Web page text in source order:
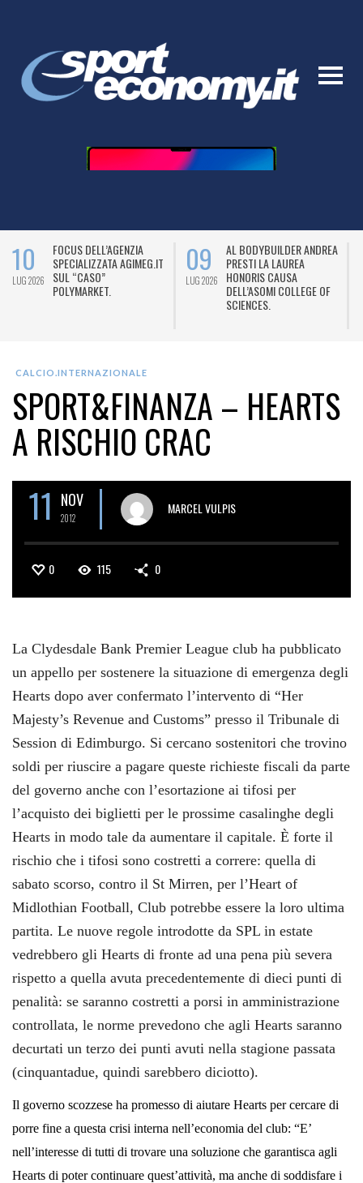
10
LUG 2026
FOCUS DELL’AGENZIA
SPECIALIZZATA AGIMEG.IT
SUL “CASO”
POLYMARKET.
09
LUG 2026
AL BODYBUILDER ANDREA
PRESTI LA LAUREA
HONORIS CAUSA
DELL’ASOMI COLLEGE OF
SCIENCES.
CALCIO.INTERNAZIONALE
SPORT&FINANZA – HEARTS
A RISCHIO CRAC
11 NOV
2012
MARCEL VULPIS
0 115 0
La Clydesdale Bank Premier League club ha pubblicato
un appello per sostenere la situazione di emergenza degli
Hearts dopo aver confermato l’intervento di “Her
Majesty’s Revenue and Customs” presso il Tribunale di
Session di Edimburgo. Si cercano sostenitori che trovino
soldi per riuscire a pagare queste richieste fiscali da parte
del governo anche con l’esortazione ai tifosi per
l’acquisto dei biglietti per le prossime casalinghe degli
Hearts in modo tale da aumentare il capitale. È forte il
rischio che i tifosi sono costretti a correre: quella di
sabato scorso, contro il St Mirren, per l’Heart of
Midlothian Football, Club potrebbe essere la loro ultima
partita. Le nuove regole introdotte da SPL in estate
vedrebbero gli Hearts di fronte ad una pena più severa
rispetto a quella avuta precedentemente di dieci punti di
penalità: se saranno costretti a porsi in amministrazione
controllata, le norme prevedono che agli Hearts saranno
decurtati un terzo dei punti avuti nella stagione passata
(cinquantadue, quindi sarebbero diciotto).
Il governo scozzese ha promesso di aiutare Hearts per cercare di
porre fine a questa crisi interna nell’economia del club: “E’
nell’interesse di tutti di trovare una soluzione che garantisca agli
Hearts di poter continuare quest’attività, ma anche di soddisfare i